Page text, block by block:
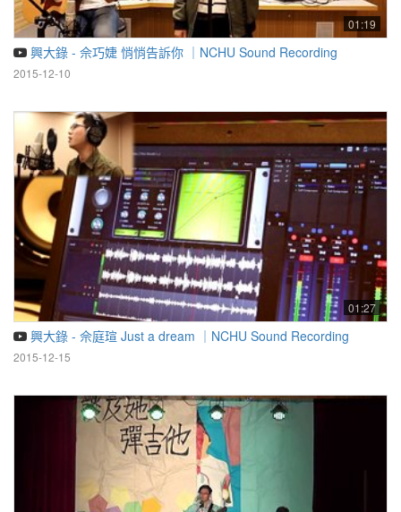
01:19
興大錄 - 佘巧婕 悄悄告訴你 ｜NCHU Sound Recording
2015-12-10
01:27
興大錄 - 佘庭瑄 Just a dream ｜NCHU Sound Recording
2015-12-15